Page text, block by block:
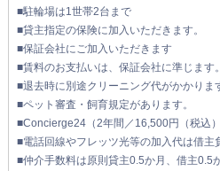
■駐輪場は1世帯2台まで
■貸主指定の保険に加入いただきます。
■保証会社にご加入いただきます
■賃料のお支払いは、保証会社に準じます
■退去時に別途クリーニング代がかかりま
■ペット審査・飼育規定があります。
■Concierge24（2年間／16,500円（税込
■電話回線やフレッツ光等の加入代は借主
■仲介手数料は原則貸主0.5か月、借主0.5